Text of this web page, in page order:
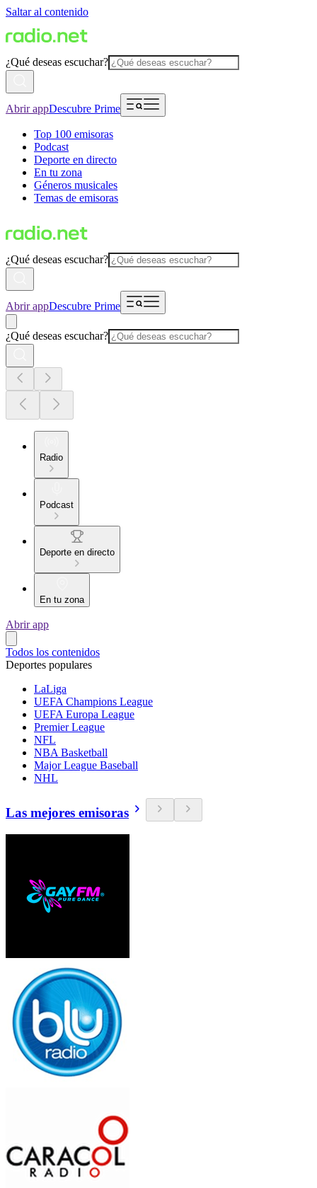
Saltar al contenido
¿Qué deseas escuchar?
Abrir appDescubre Prime
Top 100 emisoras
Podcast
Deporte en directo
En tu zona
Géneros musicales
Temas de emisoras
¿Qué deseas escuchar?
Abrir appDescubre Prime
¿Qué deseas escuchar?
Radio
Podcast
Deporte en directo
En tu zona
Abrir app
Todos los contenidos
Deportes populares
LaLiga
UEFA Champions League
UEFA Europa League
Premier League
NFL
NBA Basketball
Major League Baseball
NHL
Las mejores emisoras